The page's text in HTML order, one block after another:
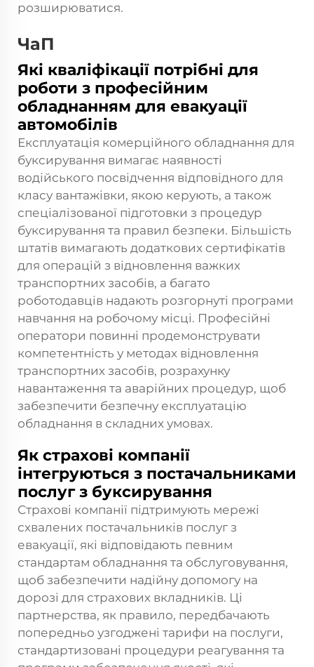
розширюватися.
ЧаП
Які кваліфікації потрібні для
роботи з професійним
обладнанням для евакуації
автомобілів
Експлуатація комерційного обладнання для
буксирування вимагає наявності
водійського посвідчення відповідного для
класу вантажівки, якою керують, а також
спеціалізованої підготовки з процедур
буксирування та правил безпеки. Більшість
штатів вимагають додаткових сертифікатів
для операцій з відновлення важких
транспортних засобів, а багато
роботодавців надають розгорнуті програми
навчання на робочому місці. Професійні
оператори повинні продемонструвати
компетентність у методах відновлення
транспортних засобів, розрахунку
навантаження та аварійних процедур, щоб
забезпечити безпечну експлуатацію
обладнання в складних умовах.
Як страхові компанії
інтегруються з постачальниками
послуг з буксирування
Страхові компанії підтримують мережі
схвалених постачальників послуг з
евакуації, які відповідають певним
стандартам обладнання та обслуговування,
щоб забезпечити надійну допомогу на
дорозі для страхових вкладників. Ці
партнерства, як правило, передбачають
попередньо узгоджені тарифи на послуги,
стандартизовані процедури реагування та